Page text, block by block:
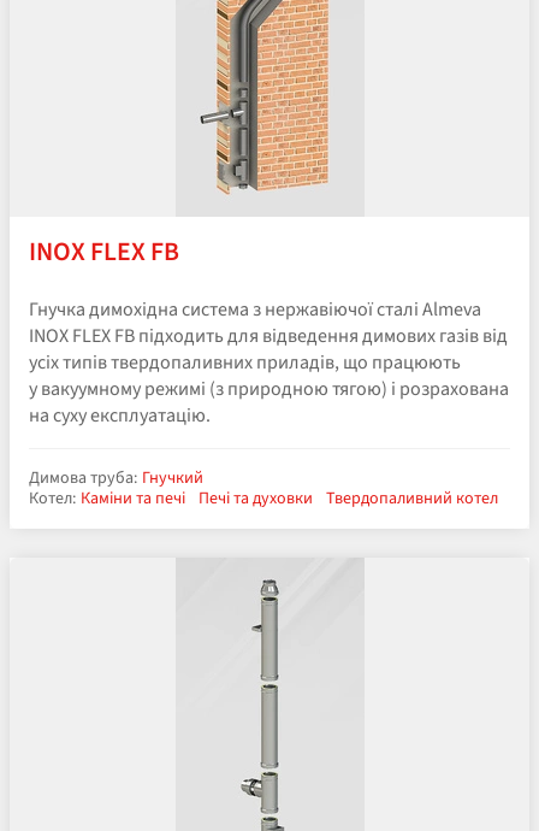
INOX FLEX FB
Гнучка димохідна система з нержавіючої сталі Almeva
INOX FLEX FB підходить для відведення димових газів від
усіх типів твердопаливних приладів, що працюють
у вакуумному режимі (з природною тягою) і розрахована
на суху експлуатацію.
Димова труба: Гнучкий
Котел: Каміни та печі Печі та духовки Твердопаливний котел